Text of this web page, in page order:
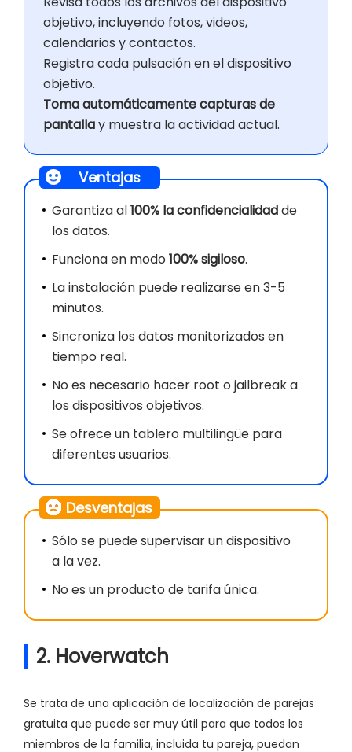
objetivo, incluyendo fotos, videos,
calendarios y contactos.
Registra cada pulsación en el dispositivo
objetivo.
Toma automáticamente capturas de
pantallay muestra la actividad actual.
Ventajas
Garantiza al100% la confidencialidadde
los datos.
Funciona en modo 100% sigiloso.
La instalación puede realizarse en 3-5
minutos.
Sincroniza los datos monitorizados en
tiempo real.
No es necesario hacer root o jailbreak a
los dispositivos objetivos.
Se ofrece un tablero multilingüe para
diferentes usuarios.
Desventajas
Sólo se puede supervisar un dispositivo
a la vez.
No es un producto de tarifa única.
2. Hoverwatch
Se trata de una aplicación de localización de parejas
gratuita que puede ser muy útil para que todos los
miembros de la familia, incluida tu pareja, puedan